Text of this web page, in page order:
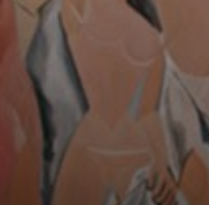
pré-
dúvida,
pinturas